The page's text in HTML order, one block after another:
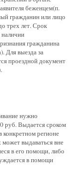
беженцем(п.
гражданин или лицо
трех лет. Срок
гражданина
Для выезда за
проездной документ
нужно
руб. Выдается сроком
конкретном регионе
выдаваться вне
в его помощи, либо
в помощи